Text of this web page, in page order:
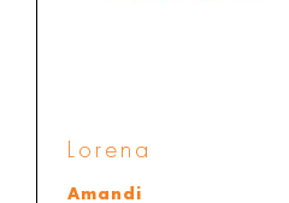
Lorena
Amandi